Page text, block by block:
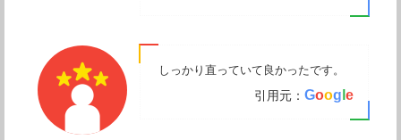
しっかり直っていて良かったです。
引用元： Goog e